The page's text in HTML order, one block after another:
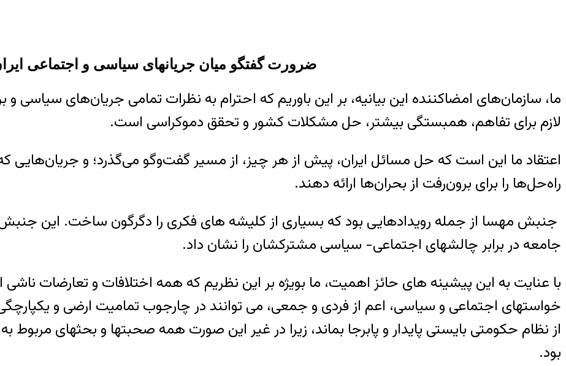
ضرورت گفتگو میان جریانهای سیاسی و اجتماعی
ما، سازمان‌های امضاکننده این بیانیه، بر این باوریم که احترام به نظرات تمامی جریان‌های سیاسی
لازم برای تفاهم، همبستگی بیشتر، حل مشکلات کشور و تحقق دموکراسی است.
اعتقاد ما این است که حل مسائل ایران، پیش از هر چیز، از مسیر گفت‌وگو می‌گذرد؛ و جریان‌هایی که
راه‌حل‌ها را برای برون‌رفت از بحران‌ها ارائه دهند.
جنبش مهسا از جمله رویدادهایی بود که بسیاری از کلیشه های فکری را دگرگون ساخت. این
جامعه در برابر چالشهای اجتماعی- سیاسی مشترکشان را نشان داد.
با عنایت به این پیشینه های حائز اهمیت، ما بویژه بر این نظریم که همه اختلافات و تعارضات
خواستهای اجتماعی و سیاسی، اعم از فردی و جمعی، می توانند در چارجوب تمامیت ارضی و
از نظام حکومتی بایستی پایدار و پابرجا بماند، زیرا در غیر این صورت همه صحبتها و بحثهای
بود.